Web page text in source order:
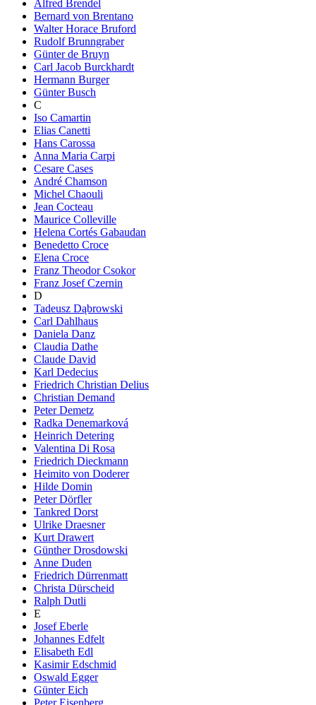
Alfred Brendel
Bernard von Brentano
Walter Horace Bruford
Rudolf Brunngraber
Günter de Bruyn
Carl Jacob Burckhardt
Hermann Burger
Günter Busch
C
Iso Camartin
Elias Canetti
Hans Carossa
Anna Maria Carpi
Cesare Cases
André Chamson
Michel Chaouli
Jean Cocteau
Maurice Colleville
Helena Cortés Gabaudan
Benedetto Croce
Elena Croce
Franz Theodor Csokor
Franz Josef Czernin
D
Tadeusz Dąbrowski
Carl Dahlhaus
Daniela Danz
Claudia Dathe
Claude David
Karl Dedecius
Friedrich Christian Delius
Christian Demand
Peter Demetz
Radka Denemarková
Heinrich Detering
Valentina Di Rosa
Friedrich Dieckmann
Heimito von Doderer
Hilde Domin
Peter Dörfler
Tankred Dorst
Ulrike Draesner
Kurt Drawert
Günther Drosdowski
Anne Duden
Friedrich Dürrenmatt
Christa Dürscheid
Ralph Dutli
E
Josef Eberle
Johannes Edfelt
Elisabeth Edl
Kasimir Edschmid
Oswald Egger
Günter Eich
Peter Eisenberg